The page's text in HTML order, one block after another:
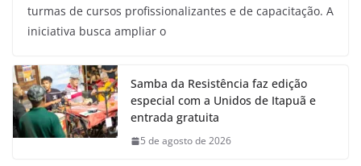
turmas de cursos profissionalizantes e de capacitação. A
iniciativa busca ampliar o
Samba da Resistência faz edição
especial com a Unidos de Itapuã e
entrada gratuita
5 de agosto de 2026